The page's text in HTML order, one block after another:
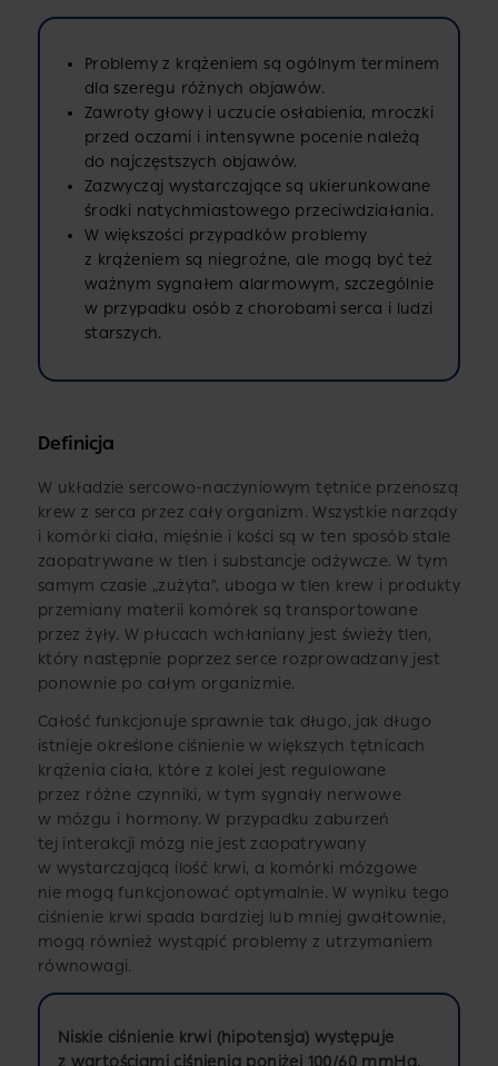
Problemy z krążeniem są ogólnym terminem
dla szeregu różnych objawów.
Zawroty głowy i uczucie osłabienia, mroczki
przed oczami i intensywne pocenie należą
do najczęstszych objawów.
Zazwyczaj wystarczające są ukierunkowane
środki natychmiastowego przeciwdziałania.
W większości przypadków problemy
z krążeniem są niegroźne, ale mogą być też
ważnym sygnałem alarmowym, szczególnie
w przypadku osób z chorobami serca i ludzi
starszych.
Definicja
W układzie sercowo-naczyniowym tętnice przenoszą
krew z serca przez cały organizm. Wszystkie narządy
i komórki ciała, mięśnie i kości są w ten sposób stale
zaopatrywane w tlen i substancje odżywcze. W tym
samym czasie „zużyta”, uboga w tlen krew i produkty
przemiany materii komórek są transportowane
przez żyły. W płucach wchłaniany jest świeży tlen,
który następnie poprzez serce rozprowadzany jest
ponownie po całym organizmie.
Całość funkcjonuje sprawnie tak długo, jak długo
istnieje określone ciśnienie w większych tętnicach
krążenia ciała, które z kolei jest regulowane
przez różne czynniki, w tym sygnały nerwowe
w mózgu i hormony. W przypadku zaburzeń
tej interakcji mózg nie jest zaopatrywany
w wystarczającą ilość krwi, a komórki mózgowe
nie mogą funkcjonować optymalnie. W wyniku tego
ciśnienie krwi spada bardziej lub mniej gwałtownie,
mogą również wystąpić problemy z utrzymaniem
równowagi.
Niskie ciśnienie krwi (hipotensja) występuje